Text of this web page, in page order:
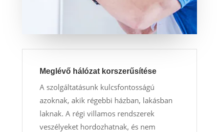
Meglévő hálózat korszerűsítése
A szolgáltatásunk kulcsfontosságú
azoknak, akik régebbi házban, lakásban
laknak. A régi villamos rendszerek
veszélyeket hordozhatnak, és nem